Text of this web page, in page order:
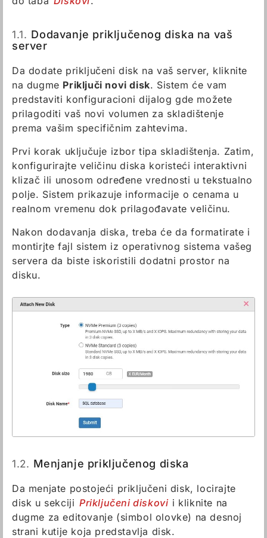
1.1. Dodavanje priključenog diska na vaš
server
Da dodate priključeni disk na vaš server, kliknite
na dugme Priključi novi disk. Sistem će vam
predstaviti konfiguracioni dijalog gde možete
prilagoditi vaš novi volumen za skladištenje
prema vašim specifičnim zahtevima.
Prvi korak uključuje izbor tipa skladištenja. Zatim,
konfigurirajte veličinu diska koristeći interaktivni
klizač ili unosom određene vrednosti u tekstualno
polje. Sistem prikazuje informacije o cenama u
realnom vremenu dok prilagođavate veličinu.
Nakon dodavanja diska, treba će da formatirate i
montirjte fajl sistem iz operativnog sistema vašeg
servera da biste iskoristili dodatni prostor na
disku.
1.2. Menjanje priključenog diska
Da menjate postojeći priključeni disk, locirajte
disk u sekciji Priključeni diskovi i kliknite na
dugme za editovanje (simbol olovke) na desnoj
strani kutije koja predstavlja disk.